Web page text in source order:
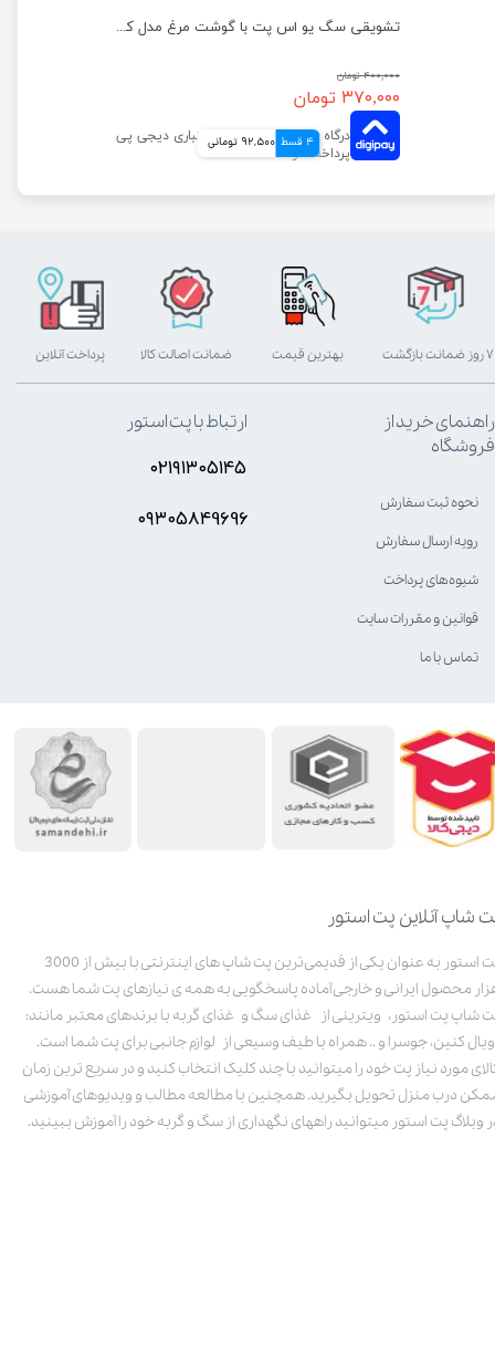
تشویقی سگ یو اس پت با گوشت مرغ مدل کتف مرغ وزن 100 گرم
۴۰۰,۰۰۰ تومان
۳۷۰,۰۰۰ تومان
4 قسط 92,500 تومانی
شاپ آنلاین پت استور
پت استور به عنوان یکی از قدیمی‌ترین پت شاپ های اینترنتی با بیش از 3000
محصول ایرانی و خارجی آماده پاسخگویی به همه ی نیازهای پت شما هست.
شاپ پت استور، ویترینی از غذای سگ و غذای گربه با برندهای معتبر مانند:
کنین، جوسرا و .. همراه با طیف وسیعی از لوازم جانبی برای پت شما است.
مورد نیاز پت خود را میتوانید با چند کلیک انتخاب کنید و در سریع ترین زمان
درب منزل تحویل بگیرید. همچنین با مطالعه مطالب و ویدیوهای آموزشی
وبلاگ پت استور میتوانید راههای نگهداری از سگ و گربه خود را آموزش ببینید.
بهترین قیمت پرداخت آنلاین ۷ روز ضمانت بازگشت ضمانت اصالت کالا
راهنمای خرید از
فروشگاه
نحوه ثبت سفارش
رویه ارسال سفارش
شیوه‌های پرداخت
قوانین و مقررات سایت
تماس با ما
ارتباط با پت استور
۰۲۱۹۱۳۰۵۱۴۵
۰۹۳۰۵8۴9696